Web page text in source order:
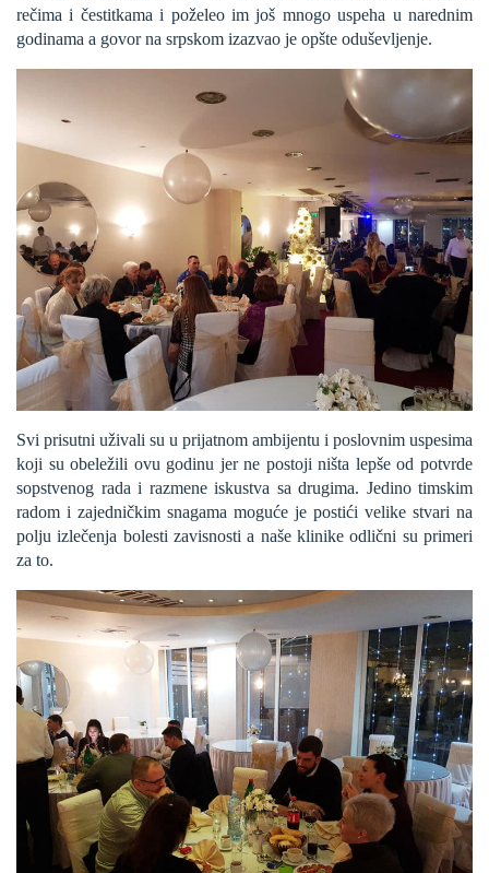
rečima i čestitkama i poželeo im još mnogo uspeha u narednim
godinama a govor na srpskom izazvao je opšte oduševljenje.
Svi prisutni uživali su u prijatnom ambijentu i poslovnim uspesima
koji su obeležili ovu godinu jer ne postoji ništa lepše od potvrde
sopstvenog rada i razmene iskustva sa drugima. Jedino timskim
radom i zajedničkim snagama moguće je postići velike stvari na
polju izlečenja bolesti zavisnosti a naše klinike odlični su primeri
za to.